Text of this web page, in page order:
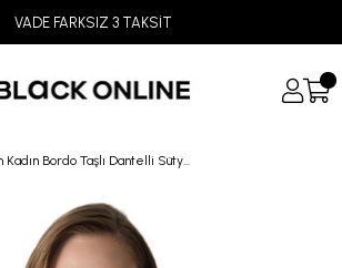
VADE FARKSIZ 3 TAKSİT
Magic Form Kadın Bordo Taşlı Dantelli Sütyen 4686